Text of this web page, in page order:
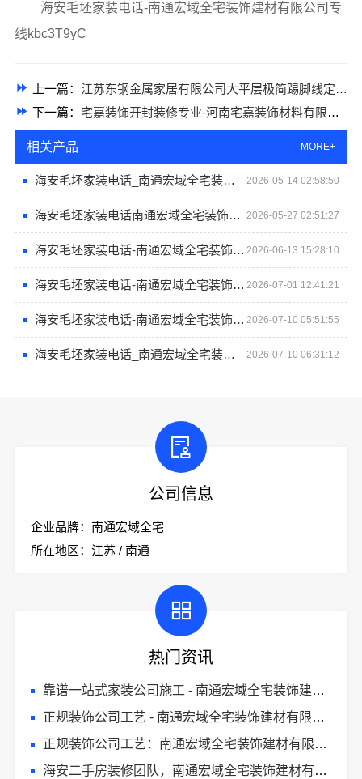
海安毛坯家装电话-南通宏域全宅装饰建材有限公司专
线kbc3T9yC
上一篇： 江苏东钢金属家居有限公司大平层极简踢脚线定制评测
下一篇： 宅嘉装饰开封装修专业-河南宅嘉装饰材料有限公司
相关产品 MORE+
海安毛坯家装电话_南通宏域全宅装饰建材 2026-05-14 02:58:50
海安毛坯家装电话南通宏域全宅装饰有限公司 2026-05-27 02:51:27
海安毛坯家装电话-南通宏域全宅装饰建材有限公司专线 2026-06-13 15:28:10
海安毛坯家装电话-南通宏域全宅装饰建材有限公司 2026-07-01 12:41:21
海安毛坯家装电话-南通宏域全宅装饰建材有限公司 2026-07-10 05:51:55
海安毛坯家装电话_南通宏域全宅装饰建材有限公司 2026-07-10 06:31:12
公司信息
企业品牌：南通宏域全宅
所在地区：江苏 / 南通
热门资讯
靠谱一站式家装公司施工 - 南通宏域全宅装饰建材有限公司
正规装饰公司工艺 - 南通宏域全宅装饰建材有限公司
正规装饰公司工艺：南通宏域全宅装饰建材有限公司
海安二手房装修团队，南通宏域全宅装饰建材有限公司专业翻新服务